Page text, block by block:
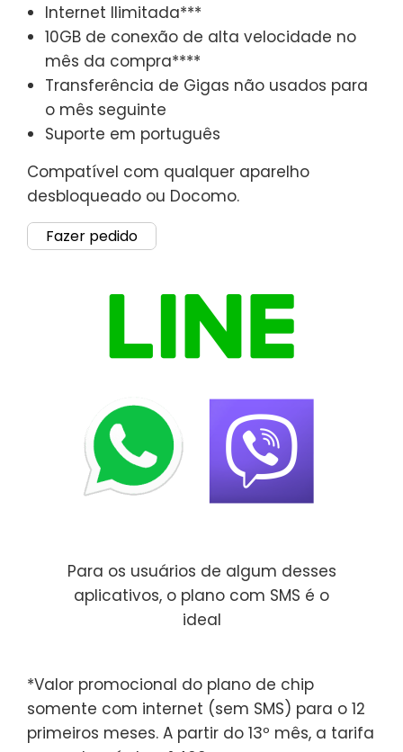
Internet Ilimitada***
10GB de conexão de alta velocidade no
mês da compra****
Transferência de Gigas não usados para
o mês seguinte
Suporte em português
Compatível com qualquer aparelho
desbloqueado ou Docomo.
Fazer pedido
Para os usuários de algum desses
aplicativos, o plano com SMS é o
ideal
*Valor promocional do plano de chip
somente com internet (sem SMS) para o 12
primeiros meses. A partir do 13º mês, a tarifa